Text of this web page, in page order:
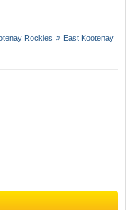
Rockies East Kootenay